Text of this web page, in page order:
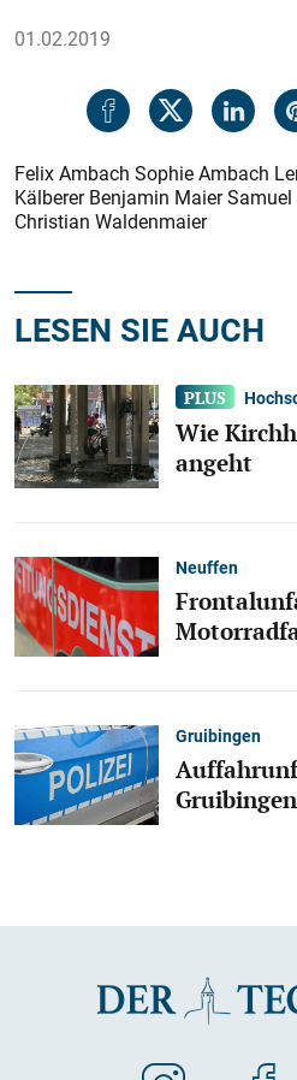
01.02.2019
Felix Ambach Sophie Ambach
Kälberer Benjamin Maier
Christian Waldenmaier
LESEN SIE AUCH
Wie
angeht
Neuffen
Gruibingen
Gruibingen